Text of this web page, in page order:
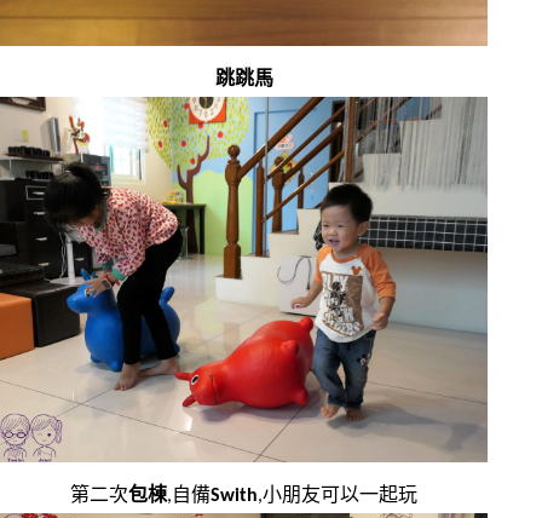
跳跳馬
第二次包棟,自備Swith,小朋友可以一起玩